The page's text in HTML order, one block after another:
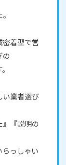
着型で営
の
い業者選び
』『説明の
っしゃい